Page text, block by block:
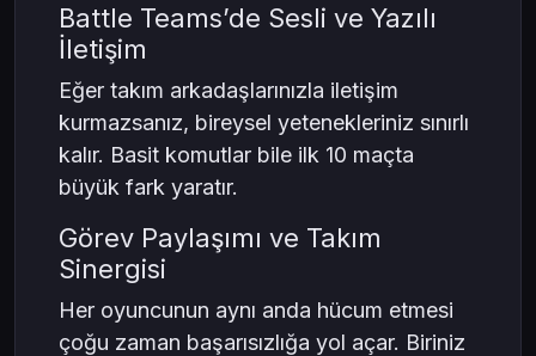
Battle Teams’de Sesli ve Yazılı
İletişim
Eğer takım arkadaşlarınızla iletişim
kurmazsanız, bireysel yetenekleriniz sınırlı
kalır. Basit komutlar bile ilk 10 maçta
büyük fark yaratır.
Görev Paylaşımı ve Takım
Sinergisi
Her oyuncunun aynı anda hücum etmesi
çoğu zaman başarısızlığa yol açar. Biriniz